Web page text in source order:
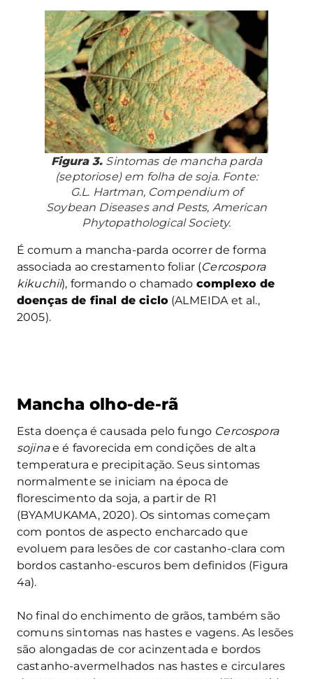
Figura 3. Sintomas de mancha parda
(septoriose) em folha de soja. Fonte:
G.L. Hartman, Compendium of
Soybean Diseases and Pests, American
Phytopathological Society.
É comum a mancha-parda ocorrer de forma
associada ao crestamento foliar (Cercospora
kikuchii), formando o chamado complexo de
doenças de final de ciclo (ALMEIDA et al.,
2005).
Mancha olho-de-rã
Esta doença é causada pelo fungo Cercospora
sojinae é favorecida em condições de alta
temperatura e precipitação. Seus sintomas
normalmente se iniciam na época de
florescimento da soja, a partir de R1
(BYAMUKAMA, 2020). Os sintomas começam
com pontos de aspecto encharcado que
evoluem para lesões de cor castanho-clara com
bordos castanho-escuros bem definidos (Figura
4a).
No final do enchimento de grãos, também são
comuns sintomas nas hastes e vagens. As lesões
são alongadas de cor acinzentada e bordos
castanho-avermelhados nas hastes e circulares